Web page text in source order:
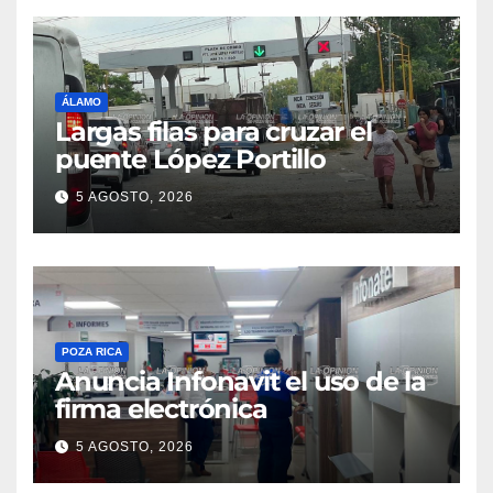
ÁLAMO
Largas filas para cruzar el
puente López Portillo
5 AGOSTO, 2026
POZA RICA
Anuncia Infonavit el uso de la
firma electrónica
5 AGOSTO, 2026